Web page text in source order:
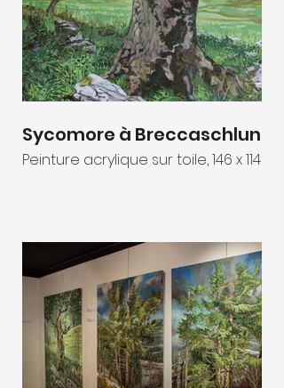
Sycomore à Breccaschlund
Peinture acrylique sur toile, 146 x 114 cm